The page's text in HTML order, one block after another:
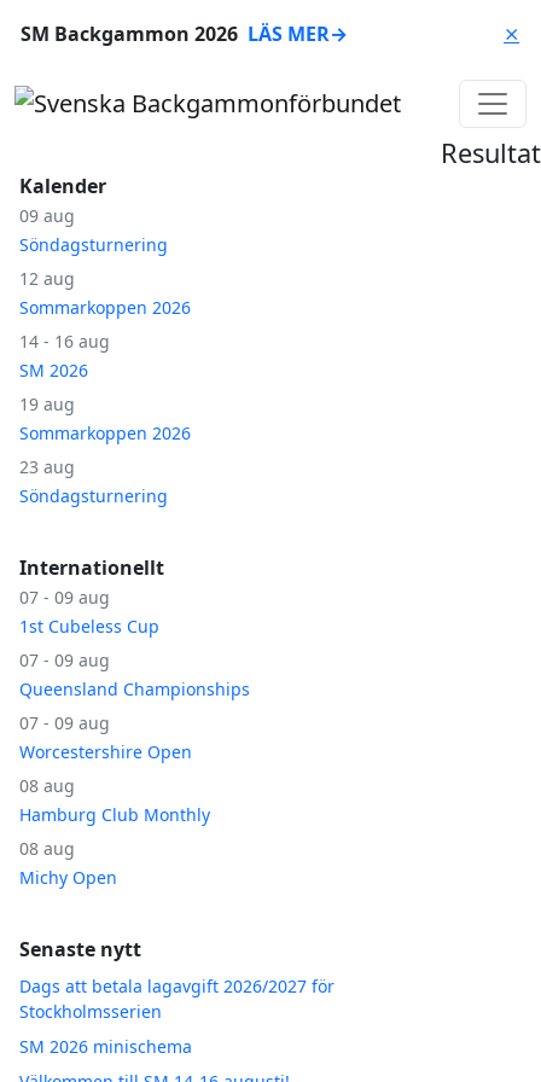
SM Backgammon 2026 LÄS MER→ ⨯
Kalender
09 aug
Söndagsturnering
12 aug
Sommarkoppen 2026
14 - 16 aug
SM 2026
19 aug
Sommarkoppen 2026
23 aug
Söndagsturnering
Internationellt
07 - 09 aug
1st Cubeless Cup
07 - 09 aug
Queensland Championships
07 - 09 aug
Worcestershire Open
08 aug
Hamburg Club Monthly
08 aug
Michy Open
Senaste nytt
Dags att betala lagavgift 2026/2027 för
Stockholmsserien
SM 2026 minischema
Resultat